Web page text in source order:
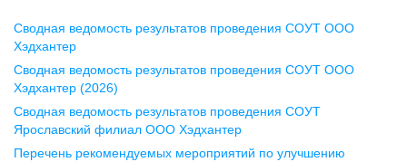
Воронеж
ул. Комиссаржевской, д. 10,
офис 1212
+7 473 280-05-05
pr@vrn.hh.ru
Сводная ведомость результатов проведения СОУТ ООО
Хэдхантер
Сводная ведомость результатов проведения СОУТ ООО
Хэдхантер (2026)
Сводная ведомость результатов проведения СОУТ
Ярославский филиал ООО Хэдхантер
Перечень рекомендуемых мероприятий по улучшению